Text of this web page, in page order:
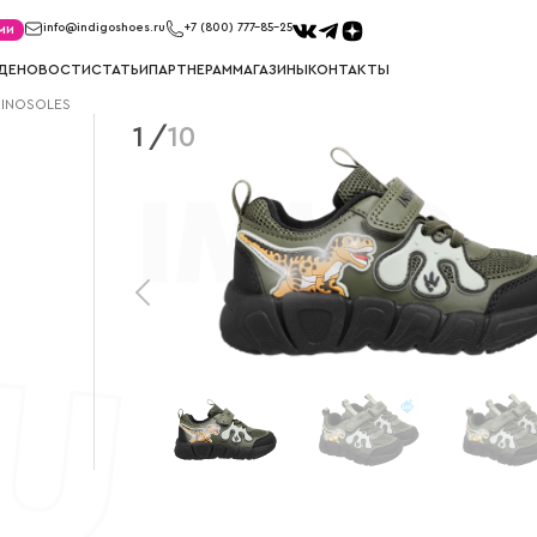
info@indigoshoes.ru +7 (800) 777-85-25
НОВОСТИСТАТЬИПАРТНЕРАММАГАЗИНЫКОНТАКТЫ
САНДАЛИИ
Сандалии для мальчиков
Сандалии для девочек
МЕМБРАНА
Мембрана для мальчиков
Мембрана для девочек
УГГИ
Угги для
Угги для
1 /10